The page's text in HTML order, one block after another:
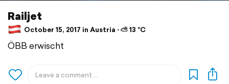
Railjet
October 15, 2017 in Austria ⋅ ⛅ 13 °C
ÖBB erwischt